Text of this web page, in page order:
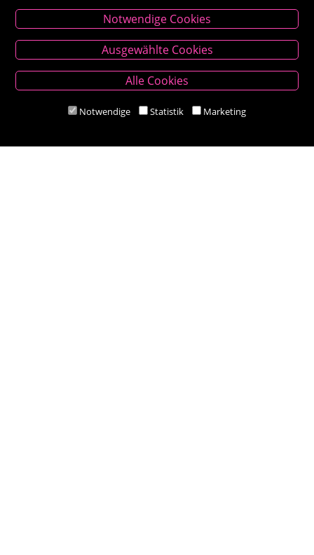
Kontakt
Besold Buch-Papier
Hauptplatz 14, 9300 St. Veit an der Glan
M:bestellung@besold.at
Notwendige Cookies
Ausgewählte Cookies
Alle Cookies
Notwendige Statistik Marketing